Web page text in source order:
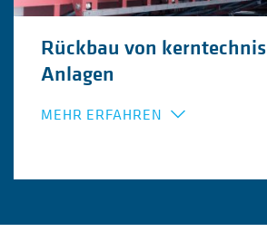
Rückbau von
Anlagen
MEHR ERFAHREN